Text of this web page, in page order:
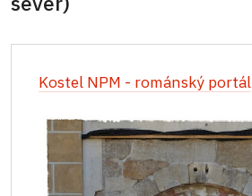
Kostel NPM - románský portál